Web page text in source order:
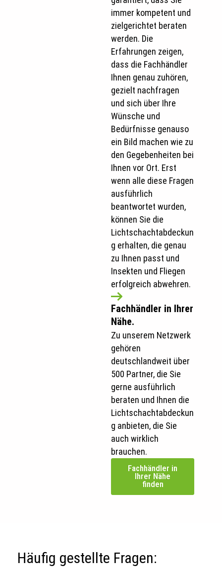
immer kompetent und
zielgerichtet beraten
werden. Die
Erfahrungen zeigen,
dass die Fachhändler
Ihnen genau zuhören,
gezielt nachfragen
und sich über Ihre
Wünsche und
Bedürfnisse genauso
ein Bild machen wie zu
den Gegebenheiten bei
Ihnen vor Ort. Erst
wenn alle diese Fragen
ausführlich
beantwortet wurden,
können Sie die
Lichtschachtabdeckun
g erhalten, die genau
zu Ihnen passt und
Insekten und Fliegen
erfolgreich abwehren.
Fachhändler in Ihrer
Nähe.
Zu unserem Netzwerk
gehören
deutschlandweit über
500 Partner, die Sie
gerne ausführlich
beraten und Ihnen die
Lichtschachtabdeckun
g anbieten, die Sie
auch wirklich
brauchen.
Fachhändler in
Ihrer Nähe
finden
Häufig gestellte Fragen: